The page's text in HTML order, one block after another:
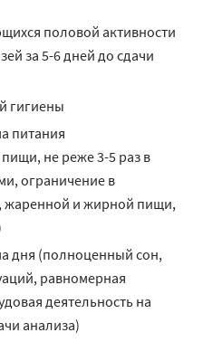
половой активности
за 5-6 дней до сдачи
гигиены
питания
не реже 3-5 раз в
ограничение в
жаренной и жирной пищи,
дня (полноценный сон,
равномерная
деятельность на
анализа)